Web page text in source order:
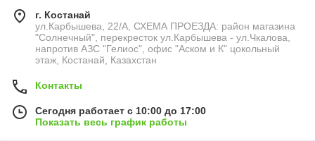
г. Костанай
ул.Карбышева, 22/А, СХЕМА ПРОЕЗДА: район магазина
"Солнечный", перекресток ул.Карбышева - ул.Чкалова,
напротив АЗС "Гелиос", офис "Аском и К" цокольный
этаж, Костанай, Казахстан
Контакты
Сегодня работает с 10:00 до 17:00
Показать весь график работы